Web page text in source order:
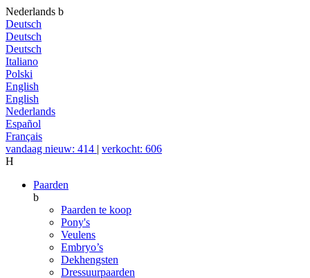
Nederlands b
Deutsch
Deutsch
Deutsch
Italiano
Polski
English
English
Nederlands
Español
Français
vandaag nieuw: 414 | verkocht: 606
H
Paarden
b
Paarden te koop
Pony's
Veulens
Embryo’s
Dekhengsten
Dressuurpaarden